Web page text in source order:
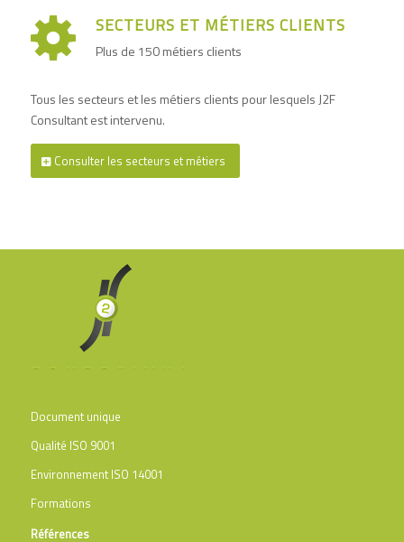
SECTEURS ET MÉTIERS CLIENTS
Plus de 150 métiers clients
Tous les secteurs et les métiers clients pour lesquels J2F
Consultant est intervenu.
Consulter les secteurs et métiers
Document unique
Qualité ISO 9001
Environnement ISO 14001
Formations
Références